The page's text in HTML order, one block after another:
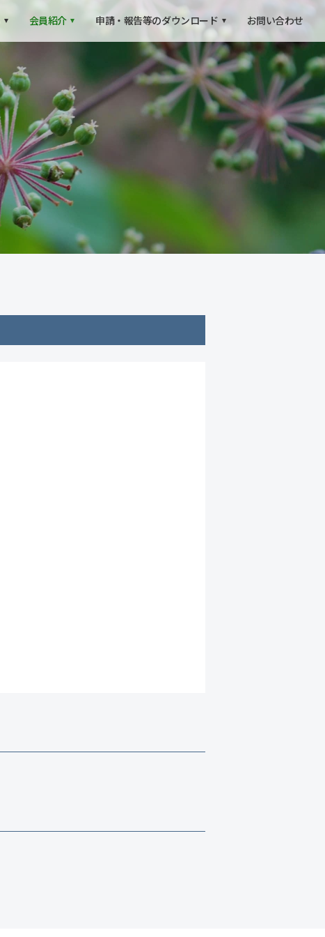
会員紹介 申請・報告等のダウンロード
森づくり
お問い合わせ